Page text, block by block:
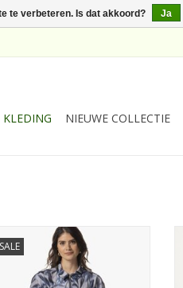
KLEDING NIEUWE COLLECTIE
SALE
JapanTKY Hiyu Dessin Bomber
Rits Summer Shadow
TOEVOEGEN AAN WINKELWAGEN
te verbeteren. Is dat akkoord? Ja